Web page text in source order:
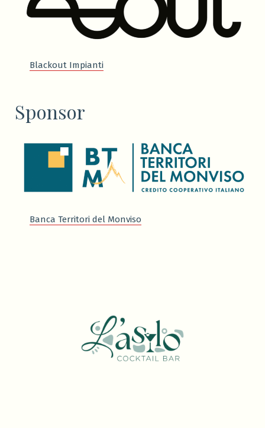
Blackout Impianti
Sponsor
Banca Territori del Monviso